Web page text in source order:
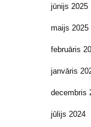
jūnijs 2025
maijs 2025
februāris
janvāris
decembris
jūlijs 2024